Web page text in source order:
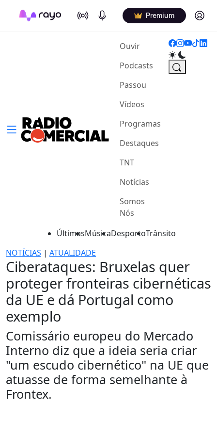
On Air Podcasts Premium Log in
Ouvir(current)
Podcasts
Passou
Vídeos
Programas
Destaques
TNT
Notícias
Somos
Nós
ÚltimasMúsicaDesportoTrânsito
NOTÍCIAS | ATUALIDADE
Ciberataques: Bruxelas quer
proteger fronteiras cibernéticas
da UE e dá Portugal como
exemplo
Comissário europeu do Mercado
Interno diz que a ideia seria criar
"um escudo cibernético" na UE que
atuasse de forma semelhante à
Frontex.